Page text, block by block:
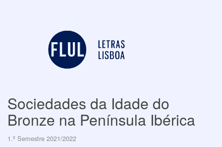
Sociedades da Idade do
Bronze na Península Ibérica
1.º Semestre 2021/2022